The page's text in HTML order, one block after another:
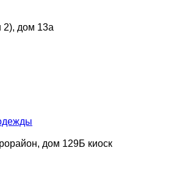
2), дом 13а
дом 129Б киоск